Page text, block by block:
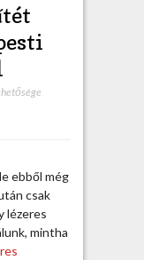
ebből még
csak
lézeres
mintha